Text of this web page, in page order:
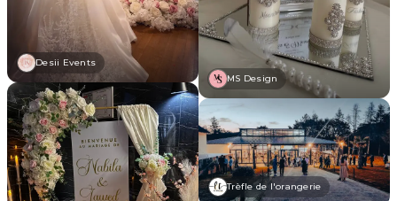
Desii Events
MS Design
Trèfle de l'orangerie